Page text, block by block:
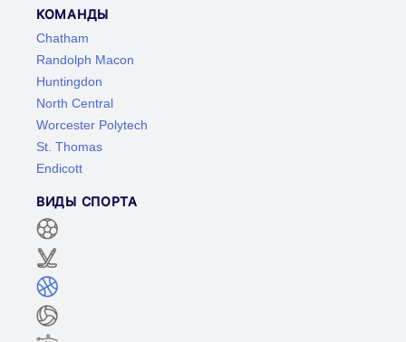
КОМАНДЫ
Chatham
Randolph Macon
Huntingdon
North Central
Worcester Polytech
St. Thomas
Endicott
ВИДЫ СПОРТА